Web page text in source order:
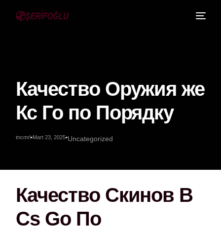
Качество Оружия же
Кс Го по Порядку
tncmrl Mart 23, 2025 Uncategorized
Качество Скинов В
Cs Go По